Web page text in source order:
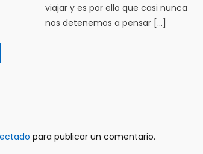
viajar y es por ello que casi nunca
nos detenemos a pensar […]
para publicar un comentario.